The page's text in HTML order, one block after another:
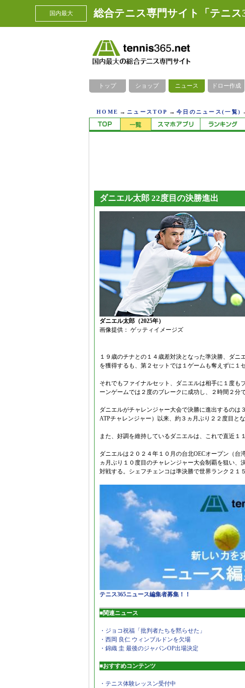
国内最大 総合テニス専門サイト「テニス
トップ ショップ ニュース ドロー作成
HOME → ニュースTOP →今日のニュース(一覧)
ダニエル太郎 22度目の決勝進出
ダニエル太郎（2025年）
画像提供： ゲッティイメージズ
１９歳のチナとの１４歳差対決となった準決勝、ダ
を獲得するも、第２セットでは１ゲームも奪えずに１
それでもファイナルセット、ダニエルは相手に１度も
ーンゲームでは２度のブレークに成功し、２時間２分
ダニエルがチャレンジャー大会で決勝に進出するのは
ATPチャレンジャー）以来、約３ヵ月ぶり２２度目とな
また、好調を維持しているダニエルは、これで直近１
ダニエルは２０２４年１０月の台北OECオープン（台
ヵ月ぶり１０度目のチャレンジャー大会制覇を狙い、
対戦する。シェフチェンコは準決勝で世界ランク２１
テニス365ニュース編集者募集！！
■関連ニュース
・ジョコ祝福「批判者たちを黙らせた」
・西岡 良仁 ウィンブルドンを欠場
・錦織 圭 最後のジャパンOP出場決定
■おすすめコンテンツ
・テニス体験レッスン受付中